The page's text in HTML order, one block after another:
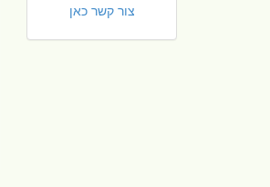
צור קשר כאן